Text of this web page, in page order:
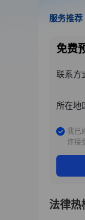
服务推荐
免费
联系方
所在地
我已
许接
法律热